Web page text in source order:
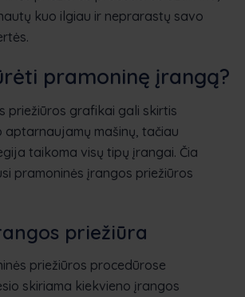
kuo ilgiau ir neprarastų savo
pramoninę įrangą?
priežiūros grafikai gali skirtis
aptarnaujamų mašinų, tačiau
taikoma visų tipų įrangai. Čia
pramoninės įrangos priežiūros
priežiūra
priežiūros procedūrose
skiriama kiekvieno įrangos